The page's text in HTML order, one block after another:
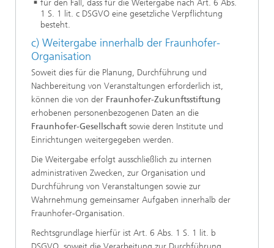
für den Fall, dass für die Weitergabe nach Art. 6 Abs.
1 S. 1 lit. c DSGVO eine gesetzliche Verpflichtung
besteht.
c) Weitergabe innerhalb der Fraunhofer-
Organisation
Soweit dies für die Planung, Durchführung und
Nachbereitung von Veranstaltungen erforderlich ist,
können die von der Fraunhofer-Zukunftsstiftung
erhobenen personenbezogenen Daten an die
Fraunhofer-Gesellschaft sowie deren Institute und
Einrichtungen weitergegeben werden.
Die Weitergabe erfolgt ausschließlich zu internen
administrativen Zwecken, zur Organisation und
Durchführung von Veranstaltungen sowie zur
Wahrnehmung gemeinsamer Aufgaben innerhalb der
Fraunhofer-Organisation.
Rechtsgrundlage hierfür ist Art. 6 Abs. 1 S. 1 lit. b